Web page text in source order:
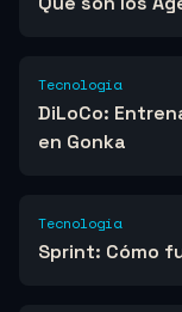
Tecnología
DiLoCo:
en Gonka
Tecnología
Sprint: Cómo